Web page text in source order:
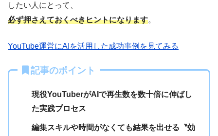
したい人にとって、
必ず押さえておくべきヒントになります。
YouTube運営にAIを活用した成功事例を見てみる
記事のポイント
現役YouTuberがAIで再生数を数十倍に伸ばし
た実践プロセス
編集スキルや時間がなくても結果を出せる〝効